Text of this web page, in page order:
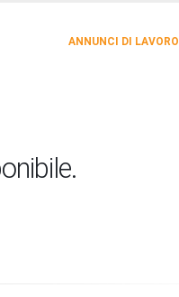
ANNUNCI DI LAVORO